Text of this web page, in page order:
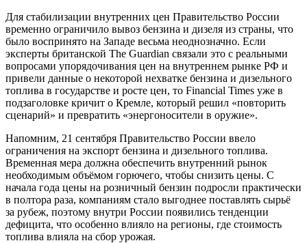
Для стабилизации внутренних цен Правительство России
временно ограничило вывоз бензина и дизеля из страны, что
было воспринято на Западе весьма неоднозначно. Если
эксперты британской The Guardian связали это с реальными
вопросами упорядочивания цен на внутреннем рынке РФ и
привели данные о некоторой нехватке бензина и дизельного
топлива в государстве и росте цен, то Financial Times уже в
подзаголовке кричит о Кремле, который решил «повторить
сценарий» и превратить «энергоносители в оружие».
Напомним, 21 сентября Правительство России ввело
ограничения на экспорт бензина и дизельного топлива.
Временная мера должна обеспечить внутренний рынок
необходимым объёмом горючего, чтобы снизить цены. С
начала года цены на розничный бензин подросли практически
в полтора раза, компаниям стало выгоднее поставлять сырьё
за рубеж, поэтому внутри России появились тенденции
дефицита, что особенно влияло на регионы, где стоимость
топлива влияла на сбор урожая.